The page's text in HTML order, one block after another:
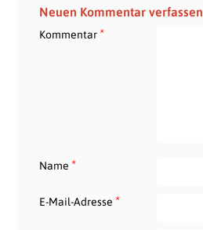
Neuen Kommentar verfassen
Kommentar*
Name *
E-Mail-Adresse *